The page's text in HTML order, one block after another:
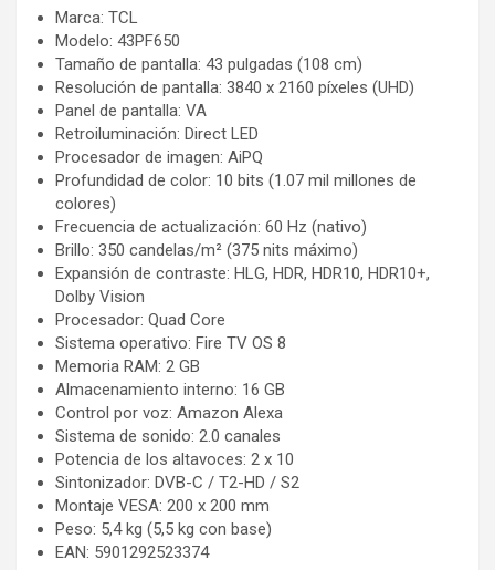
Marca: TCL
Modelo: 43PF650
Tamaño de pantalla: 43 pulgadas (108 cm)
Resolución de pantalla: 3840 x 2160 píxeles (UHD)
Panel de pantalla: VA
Retroiluminación: Direct LED
Procesador de imagen: AiPQ
Profundidad de color: 10 bits (1.07 mil millones de
colores)
Frecuencia de actualización: 60 Hz (nativo)
Brillo: 350 candelas/m² (375 nits máximo)
Expansión de contraste: HLG, HDR, HDR10, HDR10+,
Dolby Vision
Procesador: Quad Core
Sistema operativo: Fire TV OS 8
Memoria RAM: 2 GB
Almacenamiento interno: 16 GB
Control por voz: Amazon Alexa
Sistema de sonido: 2.0 canales
Potencia de los altavoces: 2 x 10
Sintonizador: DVB-C / T2-HD / S2
Montaje VESA: 200 x 200 mm
Peso: 5,4 kg (5,5 kg con base)
EAN: 5901292523374